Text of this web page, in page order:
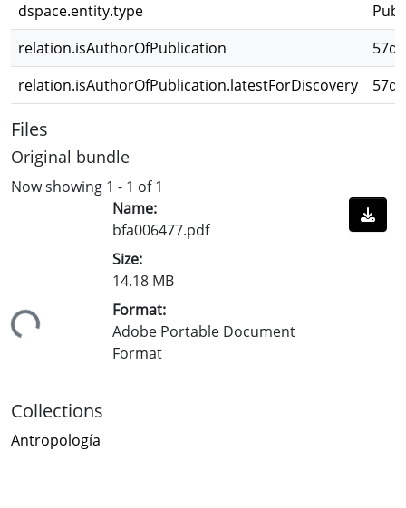
dspace.entity.type
relation.isAuthorOfPublication
relation.isAuthorOfPublication.latestForDiscovery
Files
Original bundle
Now showing 1 - 1 of 1
Name:
bfa006477.pdf
Size:
14.18 MB
Format:
Adobe Portable Document
Format
Collections
Antropología